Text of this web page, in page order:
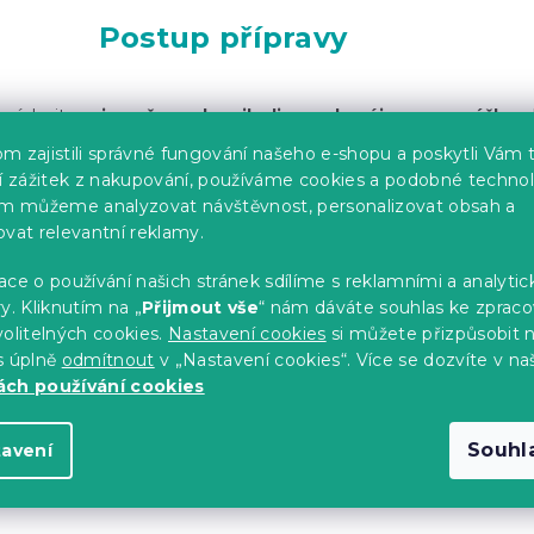
zajistili správné fungování našeho e-shopu a poskytli Vám
zážitek z nakupování, používáme cookies a podobné
můžeme analyzovat návštěvnost, personalizovat obsah a
relevantní reklamy.
o používání našich stránek sdílíme s reklamními a
Kliknutím na „Přijmout vše“ nám dáváte souhlas ke
cookies. Nastavení cookies si můžete přizpůsobit
úplně odmítnout v „Nastavení cookies“. Více se dozvíte v
používání cookies
Postup přípravy
pivo, česnek, cibuli, med, sójovou omáčku,
a pepř, abyste vytvořili marinádu.
do nádoby s marinádou, pořádně je obalte a nechte
hodiny, ideálně přes noc pro dosažení výrazné chuti.
troubu na 180 °C. Marinovaná žebra položte na
2 hodiny, občas je podlévejte zbylou marinádou.
péct odkrytá, aby měla
teplé s
a klidně i oblíbenou